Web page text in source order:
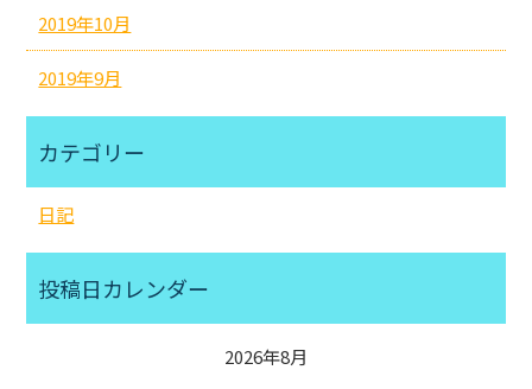
2019年10月
2019年9月
カテゴリー
日記
投稿日カレンダー
2026年8月